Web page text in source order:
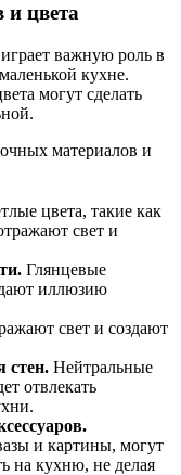
цвета
важную роль в
кухне.
могут сделать
материалов и
цвета, такие как
свет и
Глянцевые
иллюзию
свет и создают
стен. Нейтральные
отвлекать
и картины, могут
на кухню, не делая